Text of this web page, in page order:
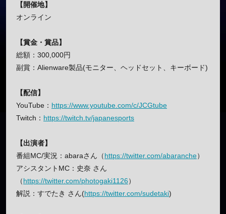
【開催地】
オンライン
【賞金・賞品】
総額：300,000円
副賞：Alienware製品(モニター、ヘッドセット、キーボード)
【配信】
YouTube： https://www.youtube.com/c/JCGtube
Twitch： https://twitch.tv/japanesports
【出演者】
番組MC/実況：abaraさん（https://twitter.com/abaranche）
アシスタントMC：史奈 さん
（https://twitter.com/photogaki1126）
解説：すでたき さん(https://twitter.com/sudetaki)